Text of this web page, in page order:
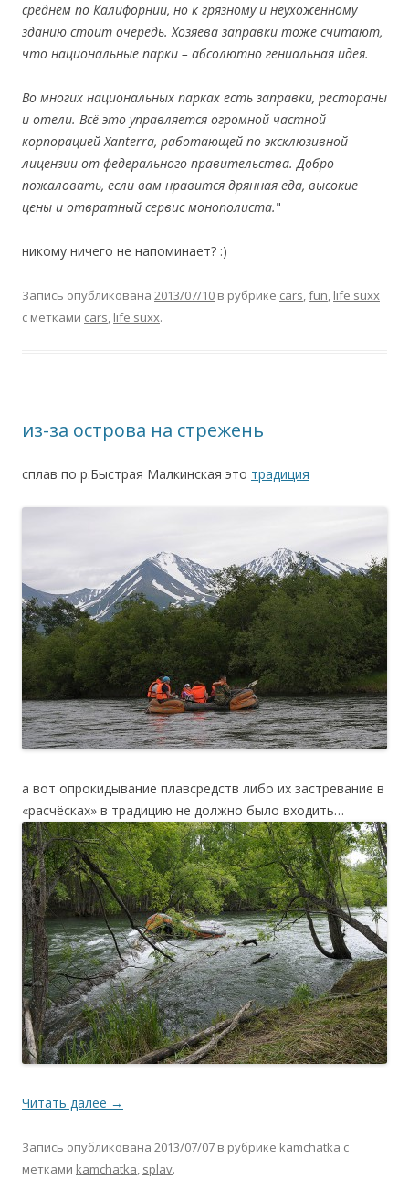
среднем по Калифорнии, но к грязному и неухоженному
зданию стоит очередь. Хозяева заправки тоже считают,
что национальные парки – абсолютно гениальная идея.
Во многих национальных парках есть заправки, рестораны
и отели. Всё это управляется огромной частной
корпорацией Xanterra, работающей по эксклюзивной
лицензии от федерального правительства. Добро
пожаловать, если вам нравится дрянная еда, высокие
цены и отвратный сервис монополиста."
никому ничего не напоминает? :)
Запись опубликована 2013/07/10 в рубрике cars,fun, life suxx
с метками cars, life suxx.
из-за острова на стрежень
сплав по р.Быстрая Малкинская это традиция
а вот опрокидывание плавсредств либо их застревание в
«расчёсках» в традицию не должно было входить…
Читать далее →
Запись опубликована 2013/07/07 в рубрике kamchatka с
метками kamchatka, splav.